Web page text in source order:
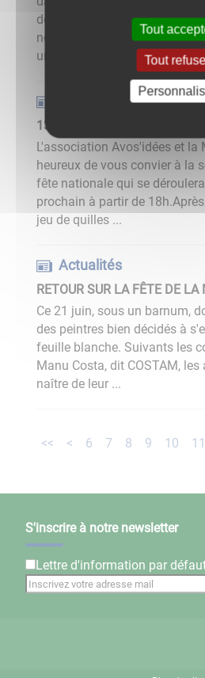
de la traditionnelle procession
nouveau foyer qui accueillera
une année. La cérémonie ...
13 JUILLET - FÊTE NATIONALE
L'association Avos'idées et la
heureux de vous convier à la
fête nationale qui se
prochain à partir de
jeu de quilles ...
Actualités
RETOUR SUR LA FÊTE DE
Ce 21 juin, sous un barnum,
des peintres bien décidés à
feuille blanche. Suivants les
Manu Costa, dit COSTAM,
naître de leur ...
<< < 6 7 8 9 10 11
S'inscrire à notre newsletter
Lettre d'information par
Tout
Tout